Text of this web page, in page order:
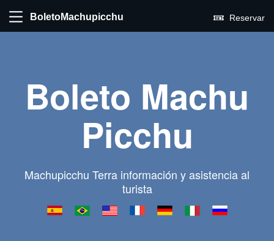
BoletoMachupicchu Reservar
Boleto Machu
Picchu
Machupicchu Terra información y asistencia al
turista